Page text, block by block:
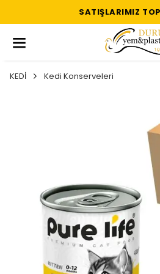
SATIŞLARIMIZ
KEDİ Kedi Konserveleri